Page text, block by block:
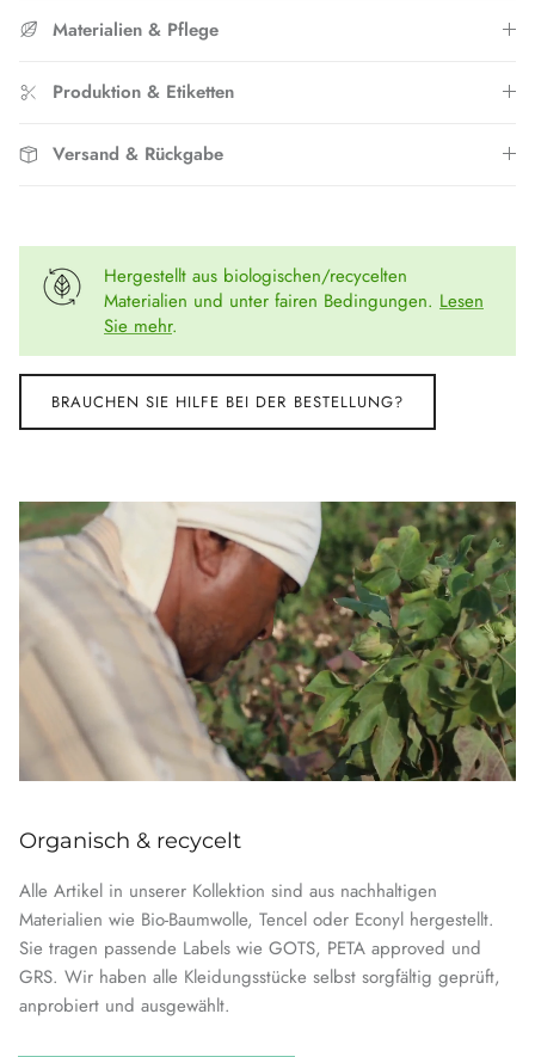
Materialien & Pflege
Produktion & Etiketten
Versand & Rückgabe
Hergestellt aus biologischen/recycelten
Materialien und unter fairen Bedingungen. Lesen
Sie mehr.
BRAUCHEN SIE HILFE BEI DER BESTELLUNG?
Organisch & recycelt
Alle Artikel in unserer Kollektion sind aus nachhaltigen
Materialien wie Bio-Baumwolle, Tencel oder Econyl hergestellt.
Sie tragen passende Labels wie GOTS, PETA approved und
GRS. Wir haben alle Kleidungsstücke selbst sorgfältig geprüft,
anprobiert und ausgewählt.